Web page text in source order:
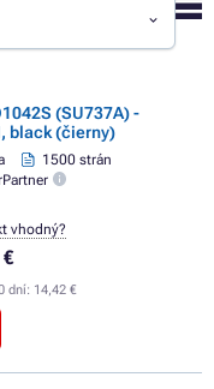
(SU737A) -
black (čierny)
1500 strán
dní: 14,42 €
vhodný?